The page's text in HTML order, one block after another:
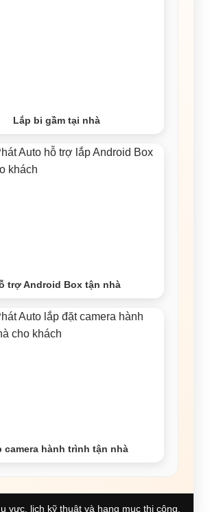
Lắp bi gầm tại nhà
trợ Android Box tận nhà
camera hành trình tận nhà
vực, lịch kỹ thuật và hạng mục thi công.